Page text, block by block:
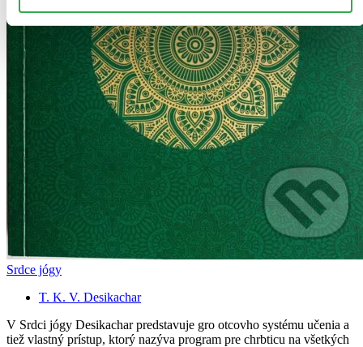
Srdce jógy
T. K. V. Desikachar
V Srdci jógy Desikachar predstavuje gro otcovho systému učenia a
tiež vlastný prístup, ktorý nazýva program pre chrbticu na všetkých